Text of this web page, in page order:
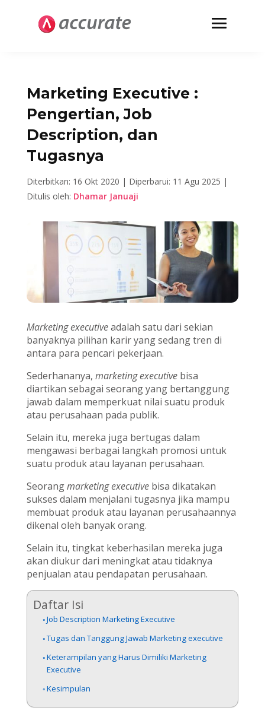
Marketing Executive :
Pengertian, Job
Description, dan
Tugasnya
Diterbitkan: 16 Okt 2020 | Diperbarui: 11 Agu 2025 |
Ditulis oleh: Dhamar Januaji
Marketing executiveadalah satu dari sekian
banyaknya pilihan karir yang sedang tren di
antara para pencari pekerjaan.
Sederhananya, marketing executivebisa
diartikan sebagai seorang yang bertanggung
jawab dalam memperkuat nilai suatu produk
atau perusahaan pada publik.
Selain itu, mereka juga bertugas dalam
mengawasi berbagai langkah promosi untuk
suatu produk atau layanan perusahaan.
Seorangmarketing executivebisa dikatakan
sukses dalam menjalani tugasnya jika mampu
membuat produk atau layanan perusahaannya
dikenal oleh banyak orang.
Selain itu, tingkat keberhasilan mereka juga
akan diukur dari meningkat atau tidaknya
penjualan atau pendapatan perusahaan.
Daftar Isi
Job Description Marketing Executive
Tugas dan Tanggung Jawab Marketing executive
Keterampilan yang Harus Dimiliki Marketing
Executive
Kesimpulan